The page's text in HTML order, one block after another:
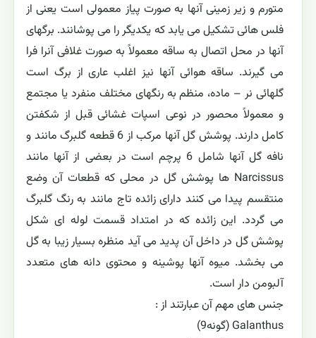
متورم و زیر زمینی آنها به صورت پیاز معمولی است یعنی از
فلس هائی تشکیل می یابد که یکدیگر را می پوشانند. برگهای
آنها در محل اتصال به ساقه معمولاً به صورت غلافی آنرا فرا
می گیرند. ساقه هوائی آنها نیز اغلب عاری از برگ است
گلهائی نر – ماده، منظم به رنگهای مختلف منفرد یا مجتمع
و معمولاً محصور در نوعی اسپات غشائی قبل از شکفتن
کامل دارند. پوشش گل آنها مرکب از 6 قطعه گلبرگ مانند و
نافه گل آنها شامل 6 پرچم است در بعضی از آنها مانند
Narcissus ها پوشش گل در محلی که قطعات آن وضع
منتقسم پیدا می کنند دارای زائده تاج مانند به رنگ گلبرگ
می گردد. این زائده که در امتداد قسمت لوله ای شکل
پوشش گل در داخل آن پدید می آید منظره بسیار زیبا به گل
می بخشد. میوه آنها پوشینه و محتوی دانه های متعدد
آلبومن دار است.
جنس های مهم آن عبارتند از :
Galanthus (گونه9)